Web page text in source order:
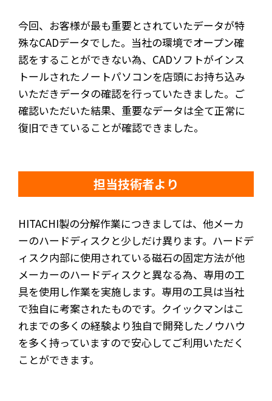
今回、お客様が最も重要とされていたデータが特
殊なCADデータでした。当社の環境でオープン確
認をすることができない為、CADソフトがインス
トールされたノートパソコンを店頭にお持ち込み
いただきデータの確認を行っていたきました。ご
確認いただいた結果、重要なデータは全て正常に
復旧できていることが確認できました。
担当技術者より
HITACHI製の分解作業につきましては、他メーカ
ーのハードディスクと少しだけ異ります。ハードデ
ィスク内部に使用されている磁石の固定方法が他
メーカーのハードディスクと異なる為、専用の工
具を使用し作業を実施します。専用の工具は当社
で独自に考案されたものです。クイックマンはこ
れまでの多くの経験より独自で開発したノウハウ
を多く持っていますので安心してご利用いただく
ことができます。